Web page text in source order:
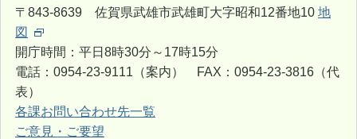
〒843-8639 佐賀県武雄市武雄町大字昭和12番地10 地
図
開庁時間：平日8時30分～17時15分
電話：0954-23-9111（案内） FAX：0954-23-3816（代
表）
各課お問い合わせ先一覧
ご意見・ご要望